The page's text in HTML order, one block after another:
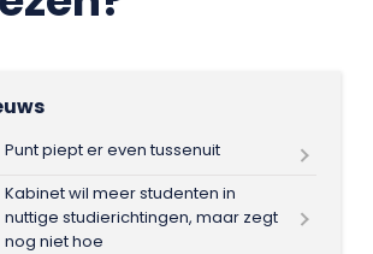
Punt piept er even tussenuit
Kabinet wil meer studenten in
nuttige studierichtingen, maar zegt
nog niet hoe